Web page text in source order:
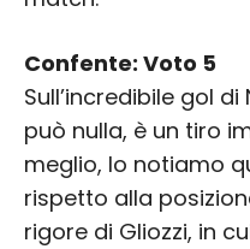
Confente: Voto 5
Sull’incredibile gol
può nulla, è un tiro
meglio, lo notiamo
rispetto alla
rigore di Gliozzi, in